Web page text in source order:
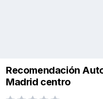
Recomendación
Madrid centro